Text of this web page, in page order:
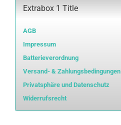
Extrabox 1 Title
AGB
Impressum
Batterieverordnung
Versand- & Zahlungsbedingungen
Privatsphäre und Datenschutz
Widerrufsrecht